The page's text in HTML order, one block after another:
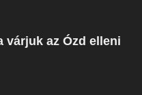
várjuk az Ózd elleni